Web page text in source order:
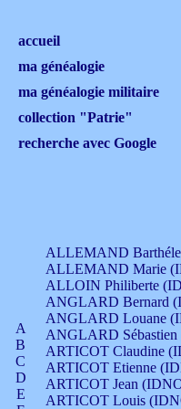
accueil
ma généalogie
ma généalogie militaire
collection "Patrie"
recherche avec Google
A
B
C
D
E
ALLEMAND
ALLEMAND Marie
ALLOIN Philiberte
ANGLARD Bernard
ANGLARD Louane
ANGLARD Sébastien
ARTICOT Claudine
ARTICOT Etienne
ARTICOT Jean (IDNO
ARTICOT Louis